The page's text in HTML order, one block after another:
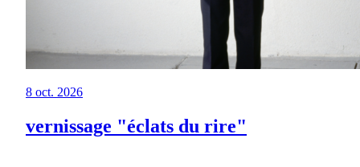
8 oct. 2026
vernissage "éclats du rire"